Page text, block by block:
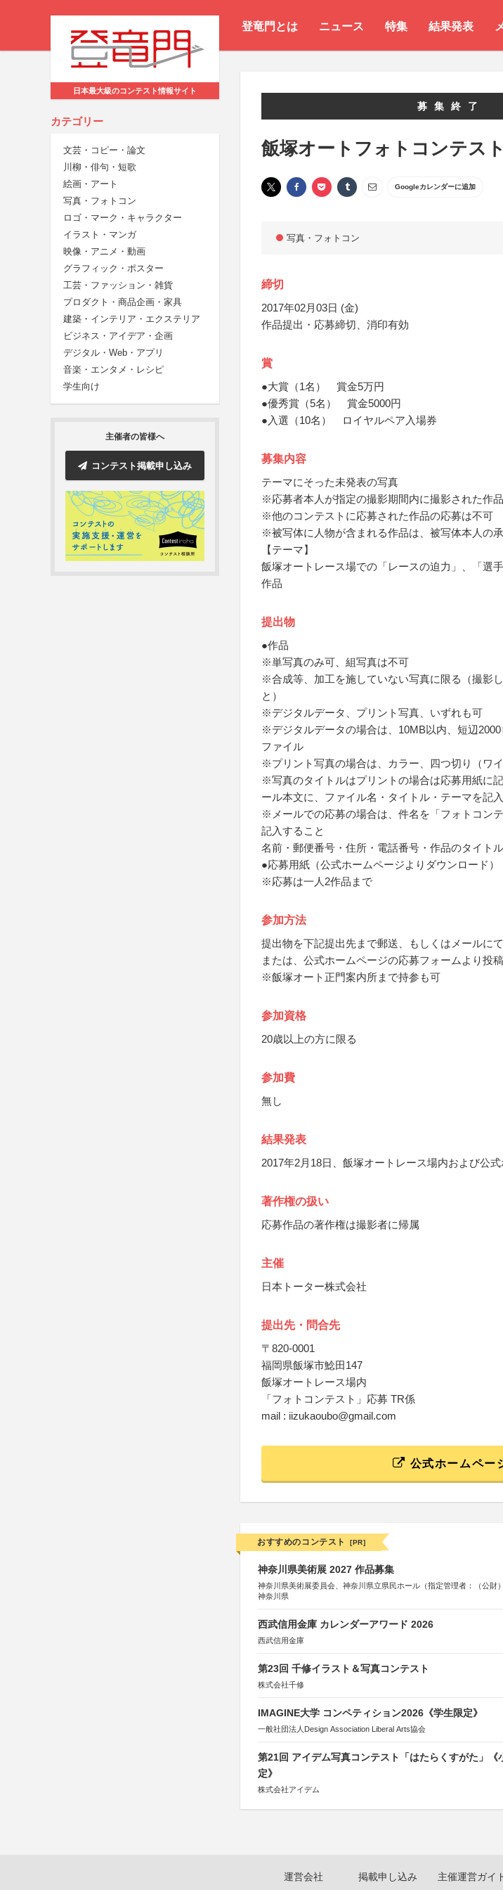
登竜門とは ニュース 特集 結果発表
日本最大級のコンテスト情報サイト
カテゴリー
文芸・コピー・論文
川柳・俳句・短歌
絵画・アート
写真・フォトコン
ロゴ・マーク・キャラクター
イラスト・マンガ
映像・アニメ・動画
グラフィック・ポスター
工芸・ファッション・雑貨
プロダクト・商品企画・家具
建築・インテリア・エクステリア
ビジネス・アイデア・企画
デジタル・Web・アプリ
音楽・エンタメ・レシピ
学生向け
主催者の皆様へ
コンテスト掲載申し込み
募集終了
飯塚オートフォトコンテスト
Googleカレンダーに追加
写真・フォトコン
締切
2017年02月03日 (金)
作品提出・応募締切、消印有効
賞
●大賞（1名） 賞金5万円
●優秀賞（5名） 賞金5000円
●入選（10名） ロイヤルペア入場券
募集内容
テーマにそった未発表の写真
※応募者本人が指定の撮影期間内に撮影された作
※他のコンテストに応募された作品の応募は不可
※被写体に人物が含まれる作品は、被写体本人の
【テーマ】
飯塚オートレース場での「レースの迫力」、「選
作品
提出物
●作品
※単写真のみ可、組写真は不可
※合成等、加工を施していない写真に限る（撮影
と）
※デジタルデータ、プリント写真、いずれも可
※デジタルデータの場合は、10MB以内、短辺
ファイル
※プリント写真の場合は、カラー、四つ切り（ワ
※写真のタイトルはプリントの場合は応募用紙に
ール本文に、ファイル名・タイトル・テーマを記入
※メールでの応募の場合は、件名を「フォトコン
記入すること
名前・郵便番号・住所・電話番号・作品のタイト
●応募用紙（公式ホームページよりダウンロード）
※応募は一人2作品まで
参加方法
提出物を下記提出先まで郵送、もしくはメールに
または、公式ホームページの応募フォームより投稿
※飯塚オート正門案内所まで持参も可
参加資格
20歳以上の方に限る
参加費
無し
結果発表
2017年2月18日、飯塚オートレース場内および公
著作権の扱い
応募作品の著作権は撮影者に帰属
主催
日本トーター株式会社
提出先・問合先
〒820-0001
福岡県飯塚市鯰田147
飯塚オートレース場内
「フォトコンテスト」応募 TR係
mail : iizukaoubo@gmail.com
公式ホームペー
おすすめのコンテスト [PR]
神奈川県美術展 2027 作品募集
神奈川県美術展委員会、神奈川県立県民ホール（指定管理者：（公財
神奈川県
西武信用金庫 カレンダーアワード 2026
西武信用金庫
第23回 千修イラスト＆写真コンテスト
株式会社千修
IMAGINE大学 コンペティション2026《学生限定》
一般社団法人Design Association Liberal Arts協会
第21回 アイデム写真コンテスト「はたらくすがた」《
定》
株式会社アイデム
運営会社 掲載申し込み 主催運営ガイ